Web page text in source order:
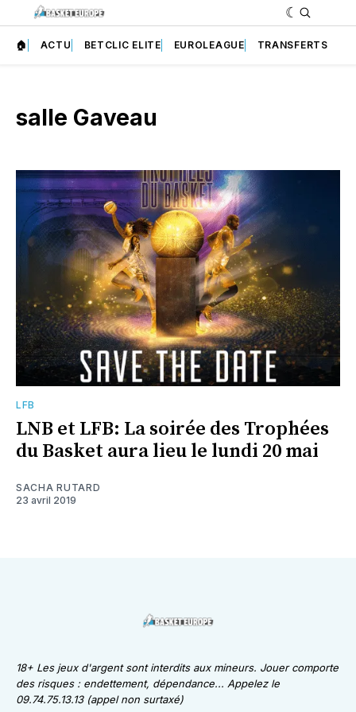
🏠 ACTU BETCLIC ELITE EUROLEAGUE TRANSFERTS
salle Gaveau
LFB
LNB et LFB: La soirée des Trophées
du Basket aura lieu le lundi 20 mai
SACHA RUTARD
23 avril 2019
18+ Les jeux d'argent sont interdits aux mineurs. Jouer comporte
des risques : endettement, dépendance... Appelez le
09.74.75.13.13 (appel non surtaxé)